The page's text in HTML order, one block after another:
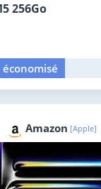
256Go
économisé
Amazon [Apple]